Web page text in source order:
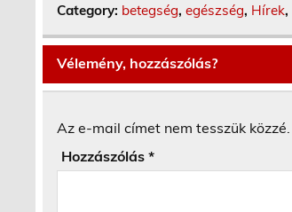
Category: betegség,egészség, Hírek,
Vélemény, hozzászólás?
Az e-mail címet nem tesszük közzé.
Hozzászólás*